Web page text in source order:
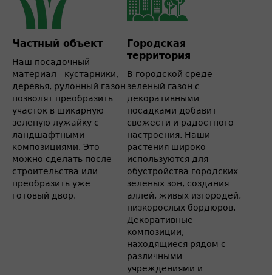
Частный объект
Наш посадочный
материал - кустарники,
деревья, рулонный газон
позволят преобразить
участок в шикарную
зеленую лужайку с
ландшафтными
композициями. Это
можно сделать после
строительства или
преобразить уже
готовый двор.
Городская
территория
В городской среде
зеленый газон с
декоративными
посадками добавит
свежести и радостного
настроения. Наши
растения широко
используются для
обустройства городских
зеленых зон, создания
аллей, живых изгородей,
низкорослых бордюров.
Декоративные
композиции,
находящиеся рядом с
различными
учреждениями и